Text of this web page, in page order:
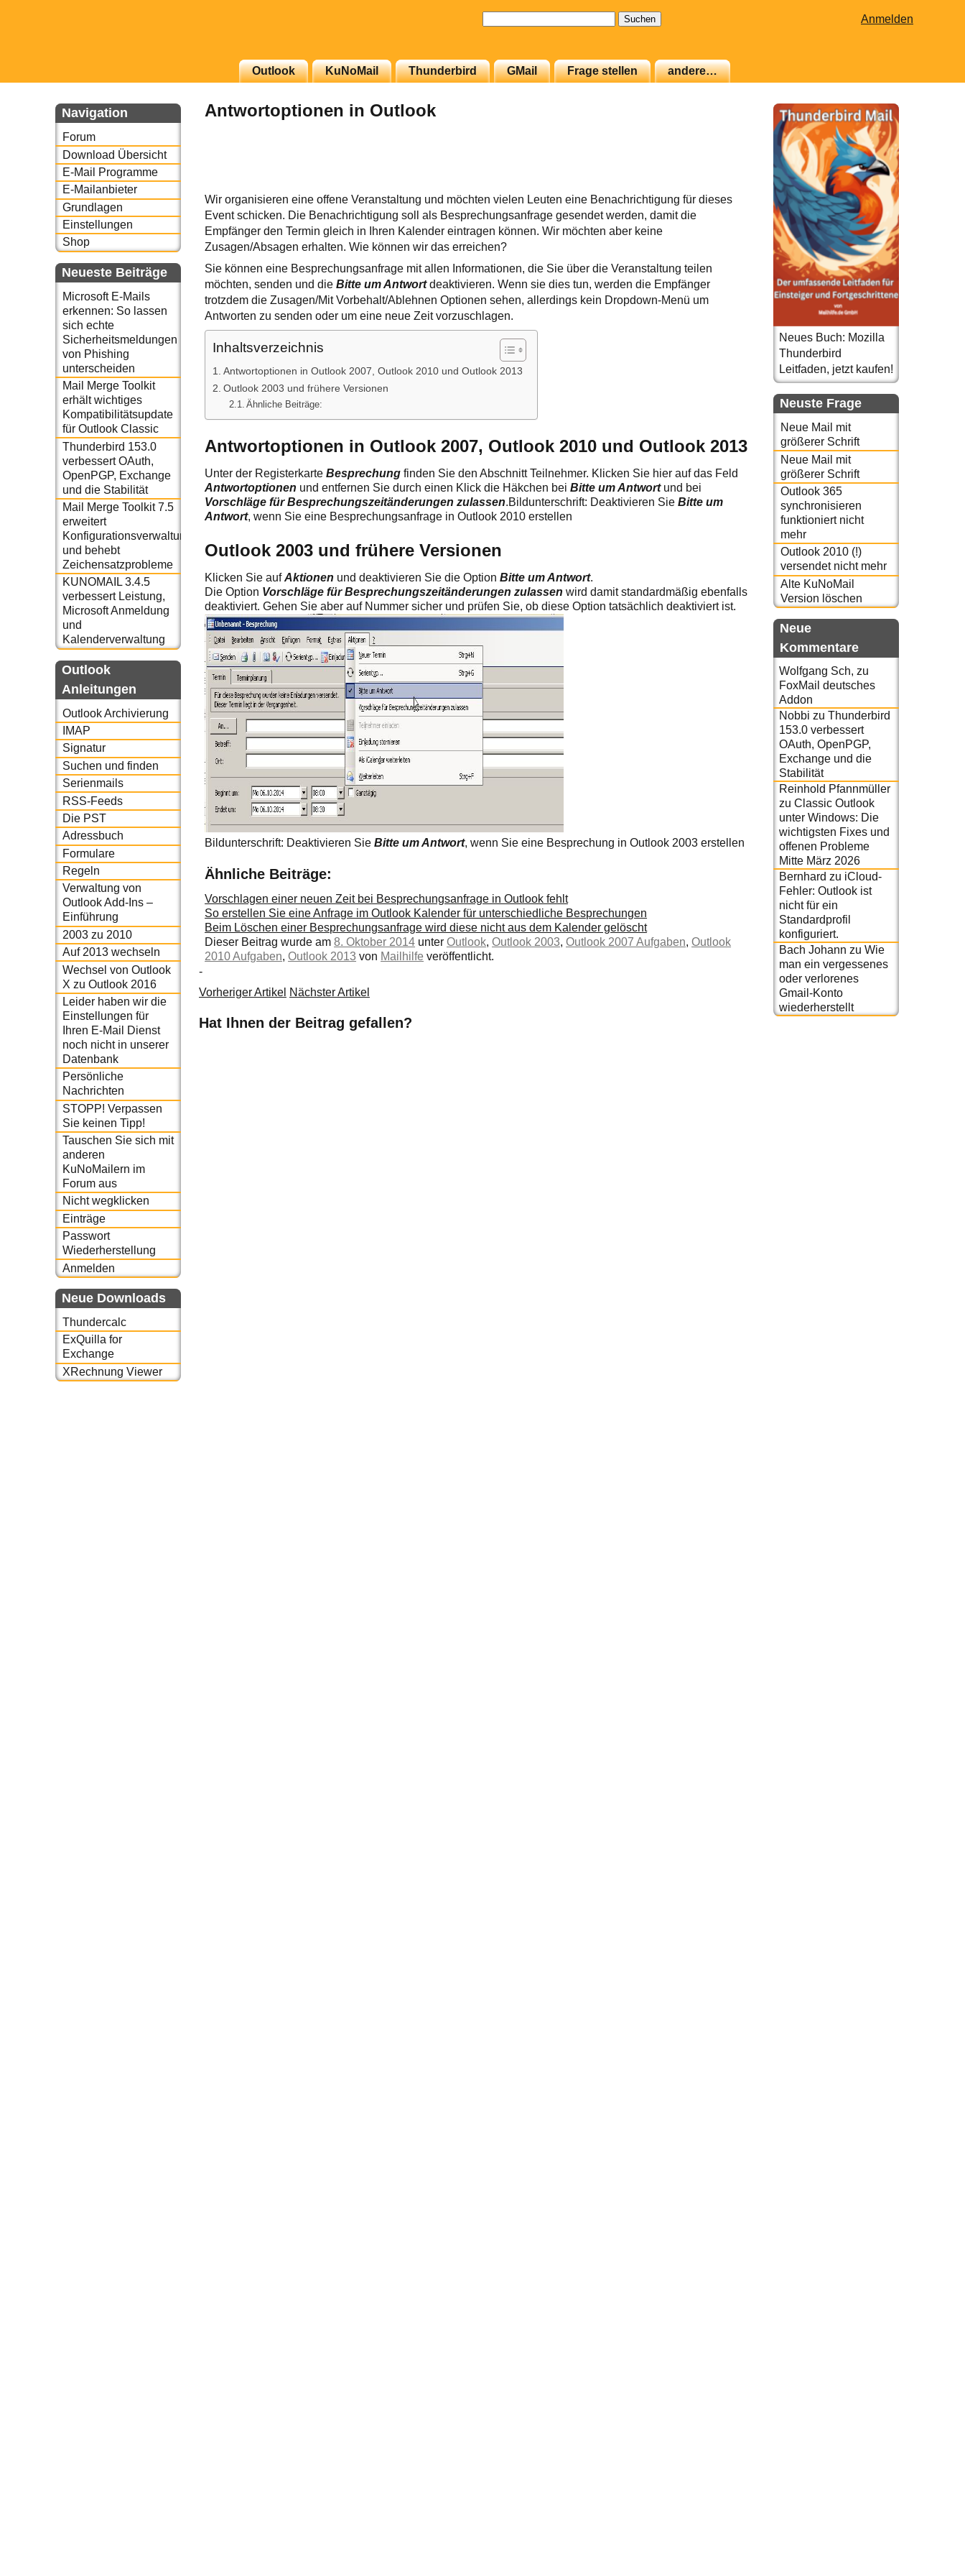
Anmelden
Outlook KuNoMail Thunderbird GMail Frage stellen andere…
Navigation
Forum
Download Übersicht
E-Mail Programme
E-Mailanbieter
Grundlagen
Einstellungen
Shop
Neueste Beiträge
Microsoft E-Mails
erkennen: So lassen
sich echte
Sicherheitsmeldungen
von Phishing
unterscheiden
Mail Merge Toolkit
erhält wichtiges
Kompatibilitätsupdate
für Outlook Classic
Thunderbird 153.0
verbessert OAuth,
OpenPGP, Exchange
und die Stabilität
Mail Merge Toolkit 7.5
erweitert
Konfigurationsverwaltung
und behebt
Zeichensatzprobleme
KUNOMAIL 3.4.5
verbessert Leistung,
Microsoft Anmeldung
und
Kalenderverwaltung
Outlook
Anleitungen
Outlook Archivierung
IMAP
Signatur
Suchen und finden
Serienmails
RSS-Feeds
Die PST
Adressbuch
Formulare
Regeln
Verwaltung von
Outlook Add-Ins –
Einführung
2003 zu 2010
Auf 2013 wechseln
Wechsel von Outlook
X zu Outlook 2016
Leider haben wir die
Einstellungen für
Ihren E-Mail Dienst
noch nicht in unserer
Datenbank
Persönliche
Nachrichten
STOPP! Verpassen
Sie keinen Tipp!
Tauschen Sie sich mit
anderen
KuNoMailern im
Forum aus
Nicht wegklicken
Einträge
Passwort
Wiederherstellung
Anmelden
Neue Downloads
Thundercalc
ExQuilla for
Exchange
XRechnung Viewer
Antwortoptionen in Outlook
Wir organisieren eine offene Veranstaltung und möchten vielen Leuten eine Benachrichtigung für dieses
Event schicken. Die Benachrichtigung soll als Besprechungsanfrage gesendet werden, damit die
Empfänger den Termin gleich in Ihren Kalender eintragen können. Wir möchten aber keine
Zusagen/Absagen erhalten. Wie können wir das erreichen?
Sie können eine Besprechungsanfrage mit allen Informationen, die Sie über die Veranstaltung teilen
möchten, senden und dieBitte um Antwortdeaktivieren. Wenn sie dies tun, werden die Empfänger
trotzdem die Zusagen/Mit Vorbehalt/Ablehnen Optionen sehen, allerdings kein Dropdown-Menü um
Antworten zu senden oder um eine neue Zeit vorzuschlagen.
Inhaltsverzeichnis
Antwortoptionen in Outlook 2007, Outlook 2010 und Outlook 2013
Outlook 2003 und frühere Versionen
Ähnliche Beiträge:
Antwortoptionen in Outlook 2007, Outlook 2010 und Outlook 2013
Unter der RegisterkarteBesprechung finden Sie den Abschnitt Teilnehmer. Klicken Sie hier auf das Feld
Antwortoptionen und entfernen Sie durch einen Klick die Häkchen beiBitte um Antwortund bei
Vorschläge für Besprechungszeitänderungen zulassen.Bildunterschrift: Deaktivieren SieBitte um
Antwort, wenn Sie eine Besprechungsanfrage in Outlook 2010 erstellen
Outlook 2003 und frühere Versionen
Klicken Sie aufAktionen und deaktivieren Sie die OptionBitte um Antwort.
Die Option Vorschläge für Besprechungszeitänderungen zulassen wird damit standardmäßig ebenfalls
deaktiviert. Gehen Sie aber auf Nummer sicher und prüfen Sie, ob diese Option tatsächlich deaktiviert ist.
Bildunterschrift: Deaktivieren SieBitte um Antwort, wenn Sie eine Besprechung in Outlook 2003 erstellen
Ähnliche Beiträge:
Vorschlagen einer neuen Zeit bei Besprechungsanfrage in Outlook fehlt
So erstellen Sie eine Anfrage im Outlook Kalender für unterschiedliche Besprechungen
Beim Löschen einer Besprechungsanfrage wird diese nicht aus dem Kalender gelöscht
Dieser Beitrag wurde am8. Oktober 2014 unterOutlook,Outlook 2003,Outlook 2007 Aufgaben,Outlook
2010 Aufgaben,Outlook 2013 von Mailhilfe veröffentlicht.
-
Vorheriger Artikel Nächster Artikel
Hat Ihnen der Beitrag gefallen?
Neues Buch: Mozilla
Thunderbird
Leitfaden, jetzt kaufen!
Neuste Frage
Neue Mail mit
größerer Schrift
Neue Mail mit
größerer Schrift
Outlook 365
synchronisieren
funktioniert nicht
mehr
Outlook 2010 (!)
versendet nicht mehr
Alte KuNoMail
Version löschen
Neue
Kommentare
Wolfgang Sch, zu
FoxMail deutsches
Addon
Nobbi zu Thunderbird
153.0 verbessert
OAuth, OpenPGP,
Exchange und die
Stabilität
Reinhold Pfannmüller
zu Classic Outlook
unter Windows: Die
wichtigsten Fixes und
offenen Probleme
Mitte März 2026
Bernhard zu iCloud-
Fehler: Outlook ist
nicht für ein
Standardprofil
konfiguriert.
Bach Johann zu Wie
man ein vergessenes
oder verlorenes
Gmail-Konto
wiederherstellt
Newsletter
Email für Sie
oder auch